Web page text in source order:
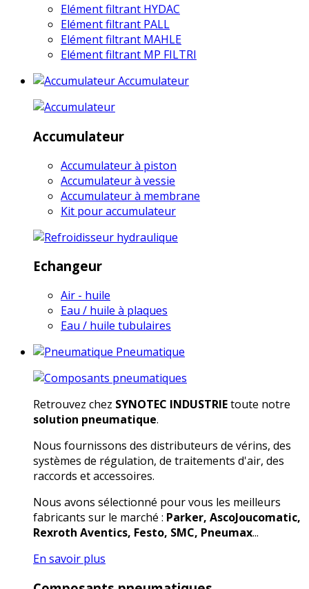
Elément filtrant HYDAC
Elément filtrant PALL
Elément filtrant MAHLE
Elément filtrant MP FILTRI
Accumulateur
Accumulateur
Accumulateur à piston
Accumulateur à vessie
Accumulateur à membrane
Kit pour accumulateur
Echangeur
Air - huile
Eau / huile à plaques
Eau / huile tubulaires
Pneumatique
Retrouvez chez SYNOTEC INDUSTRIEtoute notre
solution pneumatique.
Nous fournissons des distributeurs de vérins, des
systèmes de régulation, de traitements d'air, des
raccords et accessoires.
Nous avons sélectionné pour vous les meilleurs
fabricants sur le marché : Parker, AscoJoucomatic,
Rexroth Aventics, Festo, SMC, Pneumax...
En savoir plus